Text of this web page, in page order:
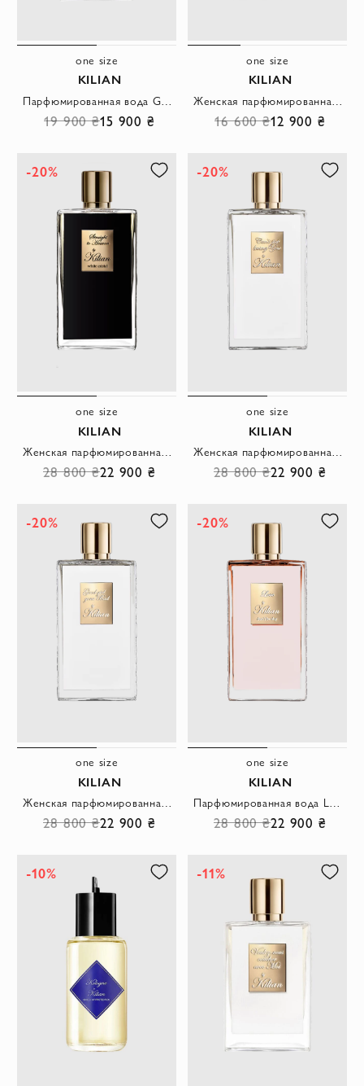
one size
KILIAN
Парфюмированная вода Good Girl Gone Bad Extreme для женщин
19 900 ₴15 900 ₴
one size
KILIAN
Женская парфюмированная вода Good Girl Gone Bad 50мл
16 600 ₴12 900 ₴
-20%
one size
KILIAN
Женская парфюмированная вода Straight to Heaven 100мл
28 800 ₴22 900 ₴
-20%
one size
KILIAN
Женская парфюмированная вода Can't Stop Loving You 100мл
28 800 ₴22 900 ₴
-20%
one size
KILIAN
Женская парфюмированная вода Good Girl Gone Bad 100мл
28 800 ₴22 900 ₴
-20%
one size
KILIAN
Парфюмированная вода Love don't be shy для женщин
28 800 ₴22 900 ₴
-10% -11%